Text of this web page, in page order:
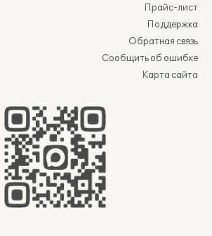
Прайс-лист
Поддержка
Обратная связь
Сообщить об ошибке
Карта сайта